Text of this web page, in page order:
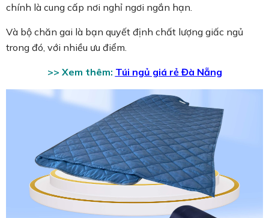
chính là cung cấp nơi nghỉ ngơi ngắn hạn.
Và bộ chăn gai là bạn quyết định chất lượng giấc ngủ
trong đó, với nhiều ưu điểm.
>> Xem thêm: Túi ngủ giá rẻ Đà Nẵng